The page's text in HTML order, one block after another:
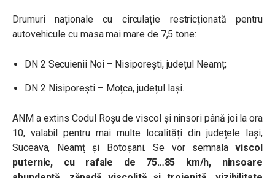
Drumuri naționale cu circulație restricționată pentru
autovehicule cu masa mai mare de 7,5 tone:
DN 2 Secuienii Noi – Nisiporești, județul Neamț;
DN 2 Nisiporești – Moțca, județul Iași.
ANM a extins Codul Roșu de viscol și ninsori până joi la ora
10, valabil pentru mai multe localități din județele Iași,
Suceava, Neamț și Botoșani. Se vor semnalaviscol
puternic, cu rafale de 75…85 km/h, ninsoare